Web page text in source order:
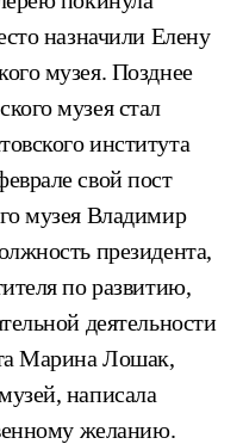
назначили Елену
музея. Позднее
музея стал
института
свой пост
музея Владимир
президента,
по развитию,
деятельности
Марина Лошак,
написала
желанию.